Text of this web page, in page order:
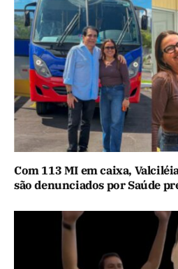
Com 113 MI em caixa,
são denunciados por Saúde